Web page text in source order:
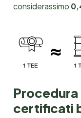
considerassimo
Procedura
certificati